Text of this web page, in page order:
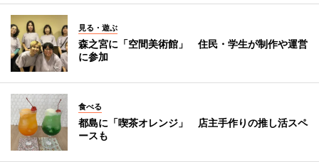
見る・遊ぶ
森之宮に「空間美術館」 住民・学生が制作や運営
に参加
食べる
都島に「喫茶オレンジ」 店主手作りの推し活スペ
ースも